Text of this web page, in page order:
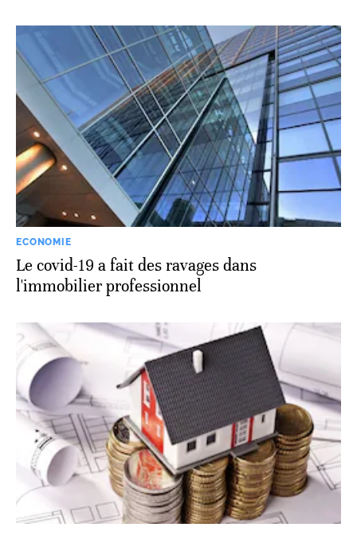
ECONOMIE
Le covid-19 a fait des ravages dans
l'immobilier professionnel